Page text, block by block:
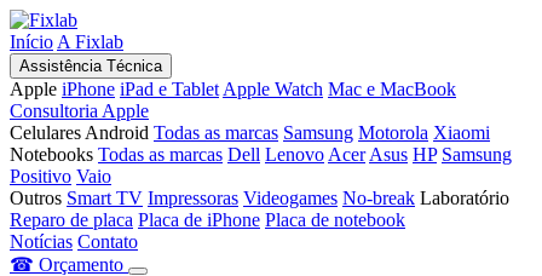
Início A Fixlab
Assistência Técnica
Apple iPhone iPad e Tablet Apple Watch Mac e MacBook
Consultoria Apple
Celulares Android Todas as marcas Samsung Motorola Xiaomi
Notebooks Todas as marcas Dell Lenovo Acer Asus HP Samsung
Positivo Vaio
Outros Smart TV Impressoras Videogames No-break Laboratório
Reparo de placa Placa de iPhone Placa de notebook
Notícias Contato
☎ Orçamento